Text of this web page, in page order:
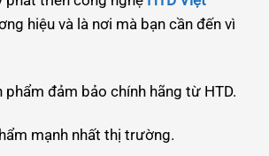
hiệu và là nơi mà bạn cần đến vì
đảm bảo chính hãng từ HTD.
mạnh nhất thị trường.